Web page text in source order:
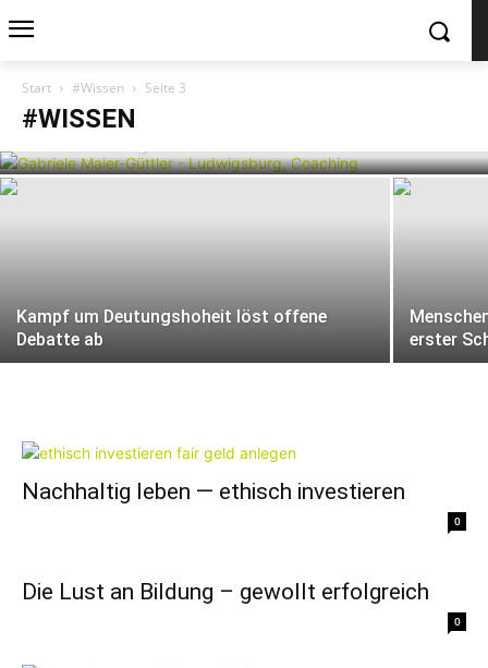
Start #Wissen Seite 3
#WISSEN
Unternehmer müssen ihr Verständnis
Kampf um Deutungshoheit löst offene
Debatte ab
erster
Nachhaltig leben — ethisch investieren
0
Die Lust an Bildung – gewollt erfolgreich
0